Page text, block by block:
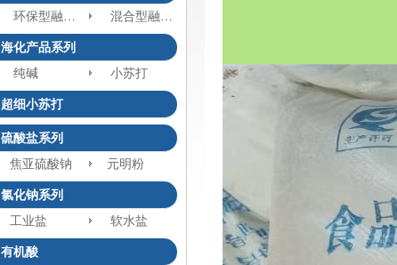
环保型融雪剂 混合型融雪剂
海化产品系列
纯碱 小苏打
超细小苏打
硫酸盐系列
焦亚硫酸钠 元明粉
氯化钠系列
工业盐 软水盐
有机酸